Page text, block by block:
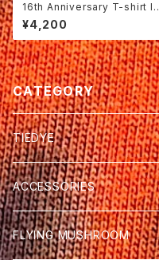
16th Anniversary T-shirt Iv
y green
¥4,200
CATEGORY
TIEDYE
ACCESSORIES
FLYING MUSHROOM